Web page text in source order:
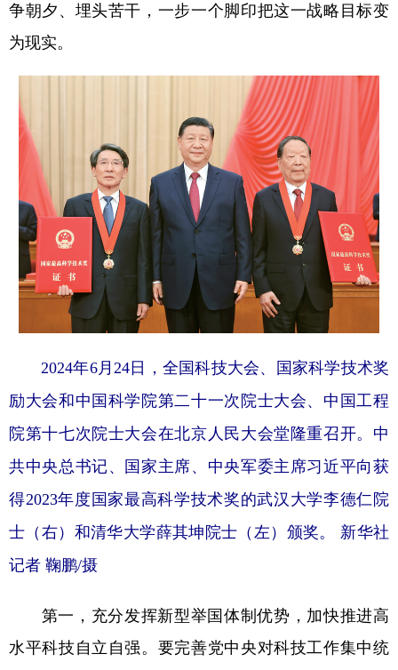
争朝夕、埋头苦干，一步一个脚印把这一战略目标变
为现实。
2024年6月24日，全国科技大会、国家科学技术奖
励大会和中国科学院第二十一次院士大会、中国工程
院第十七次院士大会在北京人民大会堂隆重召开。中
共中央总书记、国家主席、中央军委主席习近平向获
得2023年度国家最高科学技术奖的武汉大学李德仁院
士（右）和清华大学薛其坤院士（左）颁奖。 新华社
记者 鞠鹏/摄
第一，充分发挥新型举国体制优势，加快推进高
水平科技自立自强。要完善党中央对科技工作集中统